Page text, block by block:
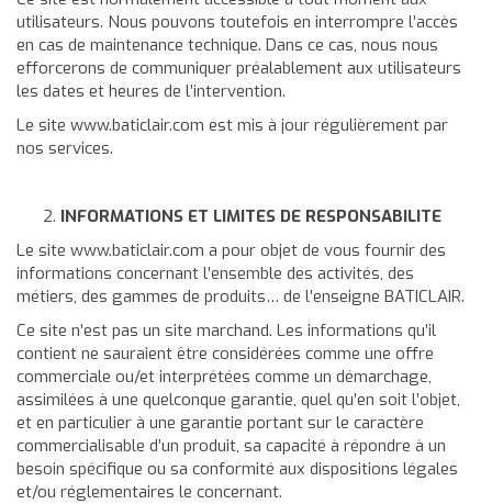
utilisateurs. Nous pouvons toutefois en interrompre l’accès
en cas de maintenance technique. Dans ce cas, nous nous
efforcerons de communiquer préalablement aux utilisateurs
les dates et heures de l’intervention.
Le site www.baticlair.com est mis à jour régulièrement par
nos services.
INFORMATIONS ET LIMITES DE RESPONSABILITE
Le site www.baticlair.com a pour objet de vous fournir des
informations concernant l’ensemble des activités, des
métiers, des gammes de produits… de l’enseigne BATICLAIR.
Ce site n’est pas un site marchand. Les informations qu’il
contient ne sauraient être considérées comme une offre
commerciale ou/et interprétées comme un démarchage,
assimilées à une quelconque garantie, quel qu’en soit l’objet,
et en particulier à une garantie portant sur le caractère
commercialisable d’un produit, sa capacité à répondre à un
besoin spécifique ou sa conformité aux dispositions légales
et/ou réglementaires le concernant.